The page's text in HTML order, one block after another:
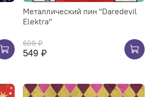
Металлический пин "Daredevil
Elektra"
600 ₽
549 ₽